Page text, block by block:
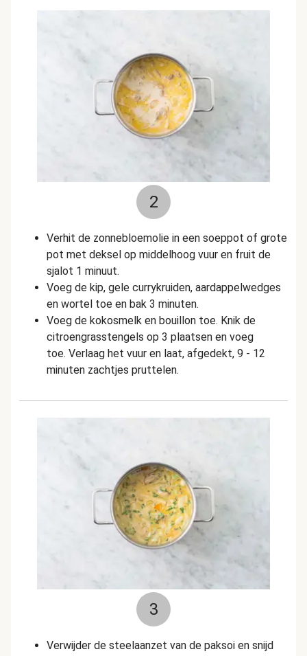
2
Verhit de zonnebloemolie in een soeppot of grote
pot met deksel op middelhoog vuur en fruit de
sjalot 1 minuut.
Voeg de kip, gele currykruiden, aardappelwedges
en wortel toe en bak 3 minuten.
Voeg de kokosmelk en bouillon toe. Knik de
citroengrasstengels op 3 plaatsen en voeg
toe. Verlaag het vuur en laat, afgedekt, 9 - 12
minuten zachtjes pruttelen.
3
Verwijder de steelaanzet van de paksoi en snijd